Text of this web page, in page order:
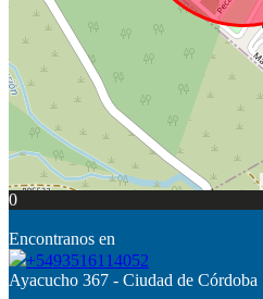
0
Encontranos en
+5493516114052
Ayacucho 367 - Ciudad de Córdoba